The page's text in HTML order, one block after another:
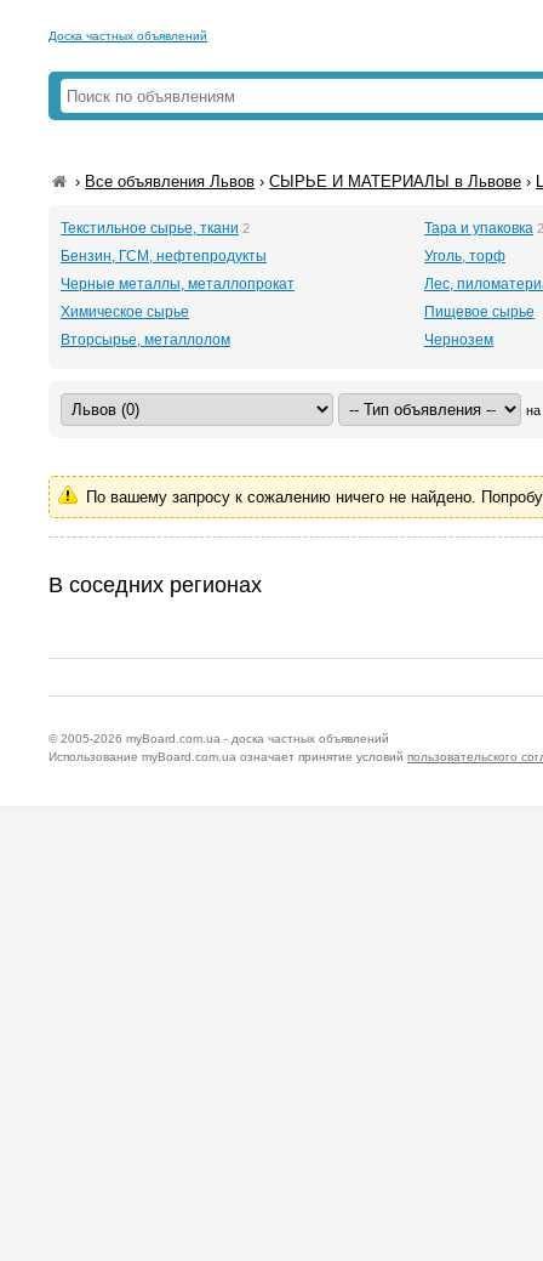
Доска частных объявлений
› Все объявления Львов ›СЫРЬЕ И МАТЕРИАЛЫ в Львове ›
Текстильное сырье, ткани 2 Тара и упаковка 2
Бензин, ГСМ, нефтепродукты
Уголь, торф
Черные металлы, металлопрокат
Лес,
Химическое сырье
Пищевое сырье
Вторсырье, металлолом
Чернозем
на
По вашему запросу к сожалению ничего не найдено.
В соседних регионах
© 2005-2026 myBoard.com.ua - доска частных объявлений
Использование myBoard.com.ua означает принятие условий пользовательского